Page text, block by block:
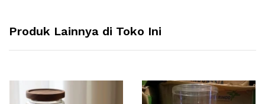
Produk Lainnya di Toko Ini